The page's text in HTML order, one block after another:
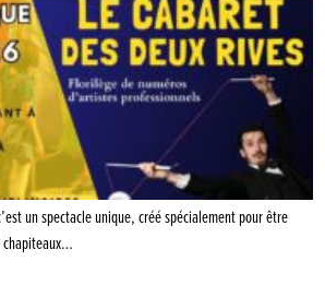
un spectacle unique, créé spécialement pour être
chapiteaux…